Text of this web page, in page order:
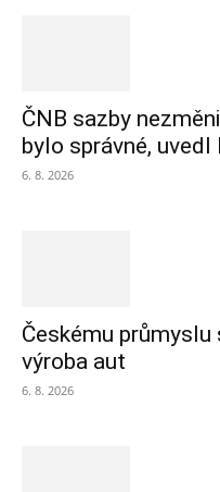
ČNB sazby
bylo správné, uvedl
6. 8. 2026
Českému průmyslu
výroba aut
6. 8. 2026